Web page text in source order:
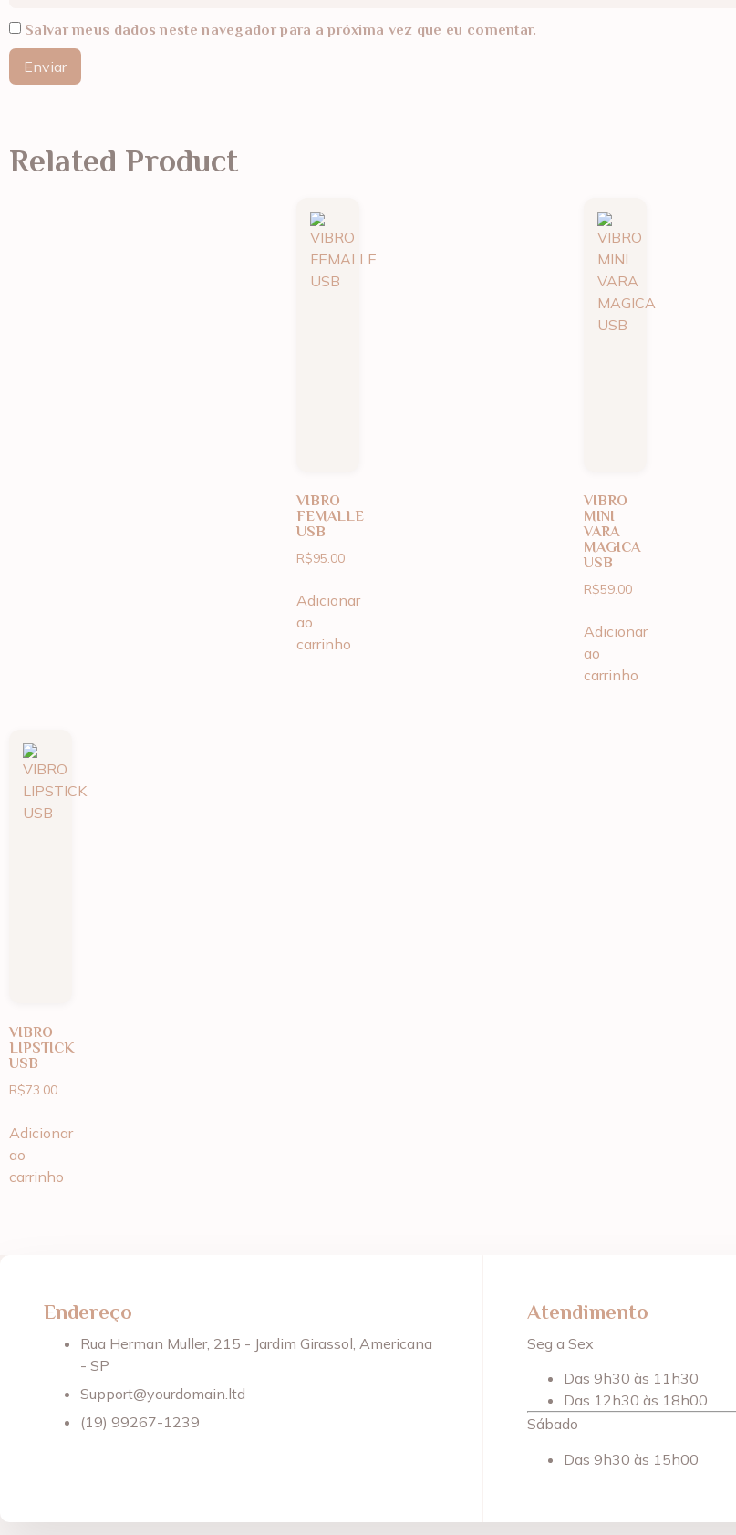
Salvar meus dados neste navegador para a próxima vez que eu comentar.
Related Product
VIBRO
FEMALLE
USB
R$95.00
Adicionar
ao
carrinho
VIBRO
MINI
VARA
MAGICA
USB
R$59.00
Adicionar
ao
carrinho
VIBRO
LIPSTICK
USB
R$73.00
Adicionar
ao
carrinho
Endereço
Rua Herman Muller, 215 - Jardim Girassol, Americana
- SP
Support@yourdomain.ltd
(19) 99267-1239
Atendimento
Seg a Sex
Das 9h30 às 11h30
Das 12h30 às 18h00
Sábado
Das 9h30 às 15h00